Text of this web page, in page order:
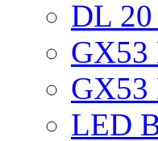
DL
GX53
GX53
LED